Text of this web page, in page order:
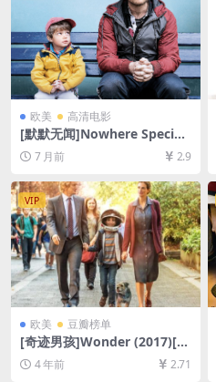
欧美 高清电影
[默默无闻]Nowhere Special
(2020)[百度网盘+夸克网盘10
80P超清未删减资源][网盘在
字幕]
7 月前 2.9
VIP
欧美 豆瓣榜单
[奇迹男孩]Wonder (2017)[百
度网盘+迅雷云盘资源1080P
超清未删减][MP4/8GB][中英
4 年前 2.71